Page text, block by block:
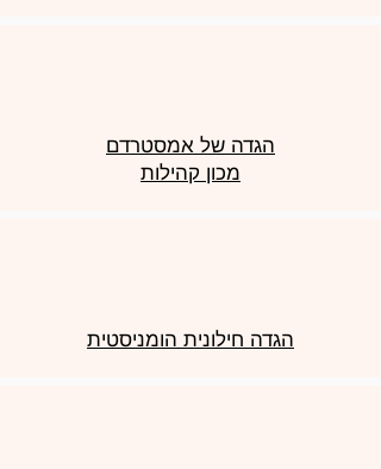
הגדה של אמסטרדם
מכון קהילות
הגדה חילונית הומניסטית